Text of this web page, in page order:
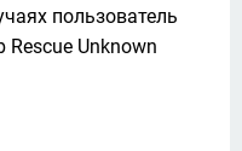
пользователь
Rescue Unknown